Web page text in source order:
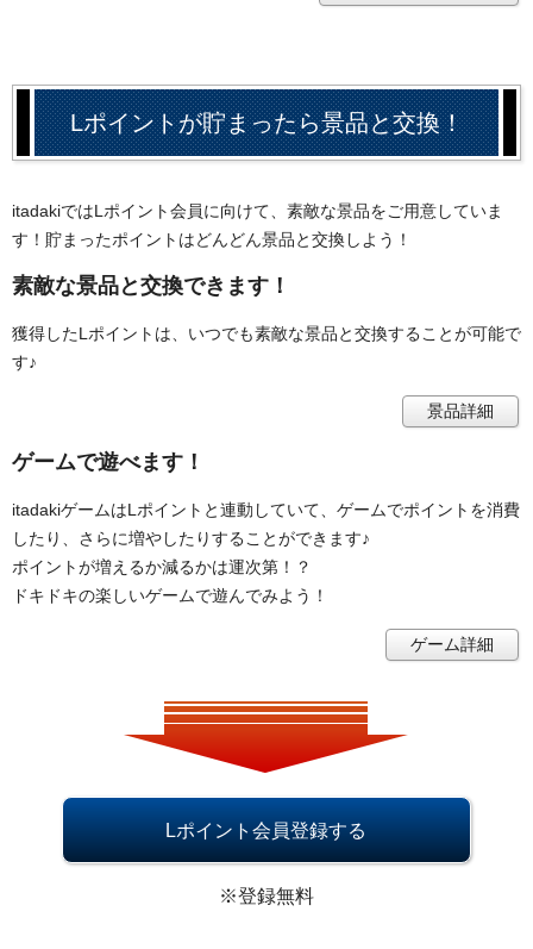
Lポイントが貯まったら景品と交換！
itadakiではLポイント会員に向けて、素敵な景品をご用意していま
す！貯まったポイントはどんどん景品と交換しよう！
素敵な景品と交換できます！
獲得したLポイントは、いつでも素敵な景品と交換することが可能で
す♪
景品詳細
ゲームで遊べます！
itadakiゲームはLポイントと連動していて、ゲームでポイントを消費
したり、さらに増やしたりすることができます♪
ポイントが増えるか減るかは運次第！？
ドキドキの楽しいゲームで遊んでみよう！
ゲーム詳細
Lポイント会員登録する
※登録無料